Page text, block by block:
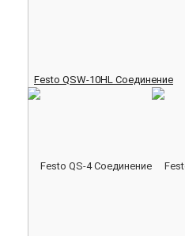
Festo QSW-10HL Соединение